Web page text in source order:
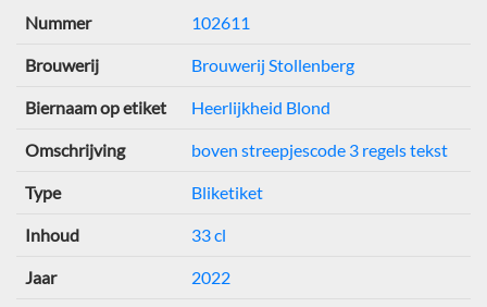
Nummer
102611
Brouwerij Brouwerij Stollenberg
Biernaam op etiket Heerlijkheid Blond
Omschrijving boven streepjescode 3 regels tekst
Type Bliketiket
Inhoud 33 cl
Jaar 2022